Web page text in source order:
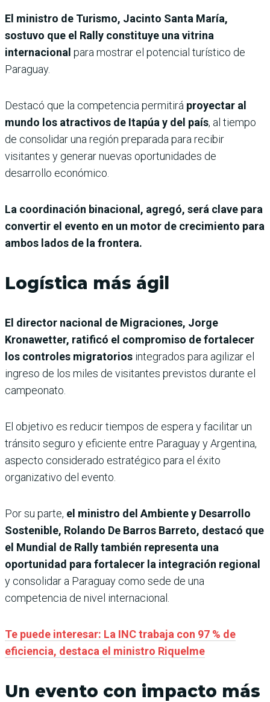
El ministro de Turismo, Jacinto Santa María,
sostuvo que el Rally constituye una vitrina
internacional para mostrar el potencial turístico de
Paraguay.
Destacó que la competencia permitirá proyectar al
mundo los atractivos de Itapúa y del país, al tiempo
de consolidar una región preparada para recibir
visitantes y generar nuevas oportunidades de
desarrollo económico.
La coordinación binacional, agregó, será clave para
convertir el evento en un motor de crecimiento para
ambos lados de la frontera.
Logística más ágil
El director nacional de Migraciones, Jorge
Kronawetter, ratificó el compromiso de fortalecer
los controles migratorios integrados para agilizar el
ingreso de los miles de visitantes previstos durante el
campeonato.
El objetivo es reducir tiempos de espera y facilitar un
tránsito seguro y eficiente entre Paraguay y Argentina,
aspecto considerado estratégico para el éxito
organizativo del evento.
Por su parte, el ministro del Ambiente y Desarrollo
Sostenible, Rolando De Barros Barreto, destacó que
el Mundial de Rally también representa una
oportunidad para fortalecer la integración regional
y consolidar a Paraguay como sede de una
competencia de nivel internacional.
Te puede interesar: La INC trabaja con 97 % de
eficiencia, destaca el ministro Riquelme
Un evento con impacto más